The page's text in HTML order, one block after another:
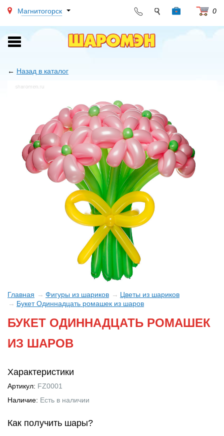
Магнитогорск 0
Toggle
navigation
← Назад в каталог
Главная Фигуры из шариков
Цветы из шариков
Букет Одиннадцать ромашек из шаров
БУКЕТ ОДИННАДЦАТЬ РОМАШЕК
ИЗ ШАРОВ
Характеристики
Артикул: FZ0001
Наличие: Есть в наличии
Как получить шары?